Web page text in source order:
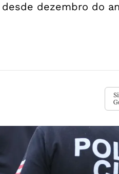
dezembro do